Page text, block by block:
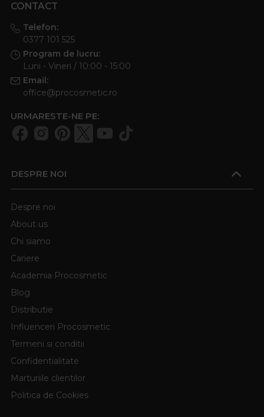
CONTACT
Telefon:
0377 101 525
Program de lucru:
Luni - Vineri / 10:00 - 15:00
Email:
office@procosmetic.ro
URMARESTE-NE PE:
DESPRE NOI
Despre noi
About us
Chi siamo
Cariere
Academia Procosmetic
Blog
Distributie
Influenceri Procosmetic
Termeni si conditii
Confidentialitate
Marturiile clientilor
Politica de Cookies